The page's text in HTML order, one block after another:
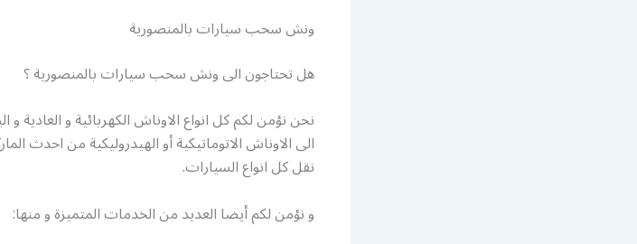
ونش سحب سيارات بالمنصورية
هل تحتاجون الى ونش سحب سيارات بالمنصورية ؟
نحن نؤمن لكم كل انواع الاوناش الكهربائية و العادية و
الى الاوناش الاتوماتيكية أو الهيدروليكية من احدث
نقل كل انواع السيارات.
و نؤمن لكم أيضا العديد من الخدمات المتميزة و منها: